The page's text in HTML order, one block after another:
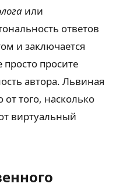
или
ответов
и заключается
просите
автора. Львиная
того, насколько
виртуальный